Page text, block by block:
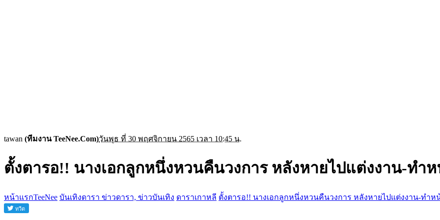
tawan (ทีมงาน TeeNee.Com)วันพุธ ที่ 30 พฤศจิกายน 2565 เวลา 10:45 น.
ตั้งตารอ!! นางเอกลูกหนึ่งหวนคืนวงการ หลังหายไปแต่งงาน-ทำ
หน้าแรกTeeNee บันเทิงดารา ข่าวดารา, ข่าวบันเทิง ดาราเกาหลี ตั้งตารอ!! นางเอกลูกหนึ่งหวนคืนวงการ หลังหายไปแต่งงาน-ทำห